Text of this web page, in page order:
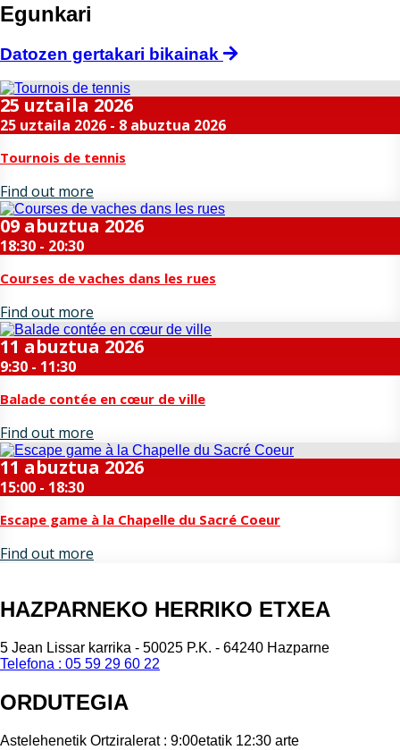
Egunkari
Datozen gertakari bikainak
25 uztaila 2026
25 uztaila 2026 - 8 abuztua 2026
Tournois de tennis
Find out more
09 abuztua 2026
18:30 - 20:30
Courses de vaches dans les rues
Find out more
11 abuztua 2026
9:30 - 11:30
Balade contée en cœur de ville
Find out more
11 abuztua 2026
15:00 - 18:30
Escape game à la Chapelle du Sacré Coeur
Find out more
HAZPARNEKO HERRIKO ETXEA
5 Jean Lissar karrika - 50025 P.K. - 64240 Hazparne
Telefona : 05 59 29 60 22
ORDUTEGIA
Astelehenetik Ortziralerat : 9:00etatik 12:30 arte